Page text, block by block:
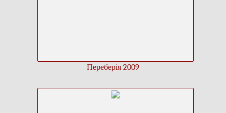
Переберія 2009